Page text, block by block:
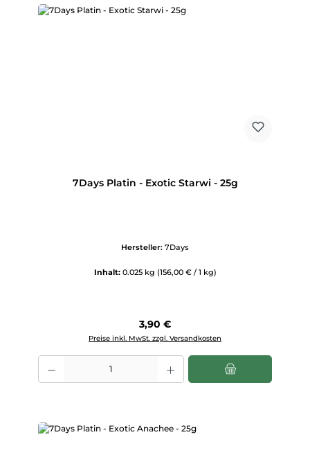
7Days Platin - Exotic Starwi - 25g
Hersteller: 7Days
Inhalt: 0.025 kg (156,00 € / 1 kg)
Regulärer Preis:
3,90 €
Preise inkl. MwSt. zzgl. Versandkosten
Produkt Anzahl: Gib den gewünschten Wert ein oder benutze die